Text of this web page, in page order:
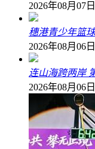
2026年08月07
穗港青少年篮
2026年08月06
连山海跨两岸
2026年08月06